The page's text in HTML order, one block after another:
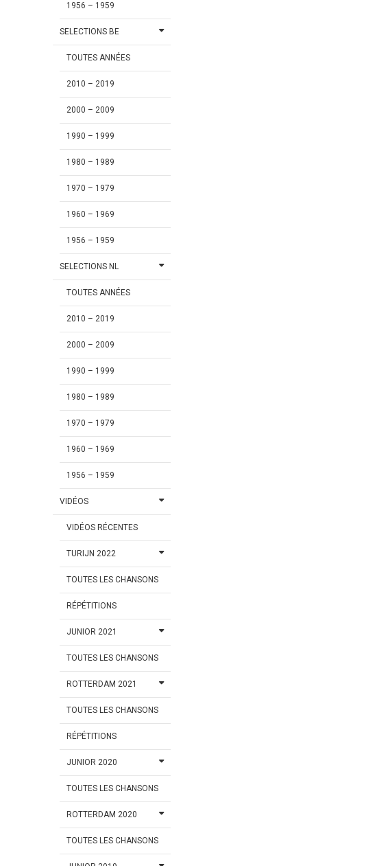
1956 – 1959
SELECTIONS BE
TOUTES ANNÉES
2010 – 2019
2000 – 2009
1990 – 1999
1980 – 1989
1970 – 1979
1960 – 1969
1956 – 1959
SELECTIONS NL
TOUTES ANNÉES
2010 – 2019
2000 – 2009
1990 – 1999
1980 – 1989
1970 – 1979
1960 – 1969
1956 – 1959
VIDÉOS
VIDÉOS RÉCENTES
TURIJN 2022
TOUTES LES CHANSONS
RÉPÉTITIONS
JUNIOR 2021
TOUTES LES CHANSONS
ROTTERDAM 2021
TOUTES LES CHANSONS
RÉPÉTITIONS
JUNIOR 2020
TOUTES LES CHANSONS
ROTTERDAM 2020
TOUTES LES CHANSONS